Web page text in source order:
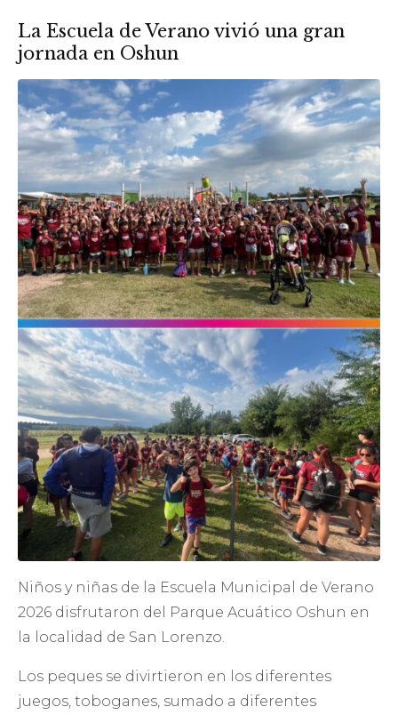
La Escuela de Verano vivió una gran
jornada en Oshun
Niños y niñas de la Escuela Municipal de Verano
2026 disfrutaron del Parque Acuático Oshun en
la localidad de San Lorenzo.
Los peques se divirtieron en los diferentes
juegos, toboganes, sumado a diferentes